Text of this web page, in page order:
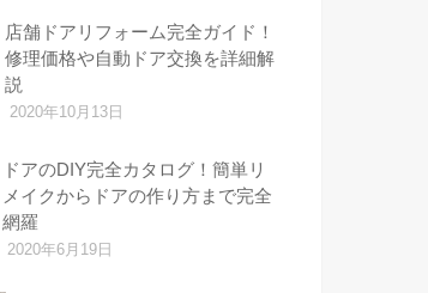
店舗ドアリフォーム完全ガイド！
修理価格や自動ドア交換を詳細解
説
2020年10月13日
ドアのDIY完全カタログ！簡単リ
メイクからドアの作り方まで完全
網羅
2020年6月19日